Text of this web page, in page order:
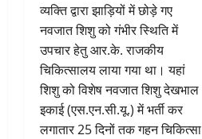
व्यक्ति द्वारा झाड़ियों में छोड़े गए
नवजात शिशु को गंभीर स्थिति में
उपचार हेतु आर.के. राजकीय
चिकित्सालय लाया गया था। यहां
शिशु को विशेष नवजात शिशु देखभाल
इकाई (एस.एन.सी.यू.) में भर्ती कर
लगातार 25 दिनों तक गहन चिकित्सा